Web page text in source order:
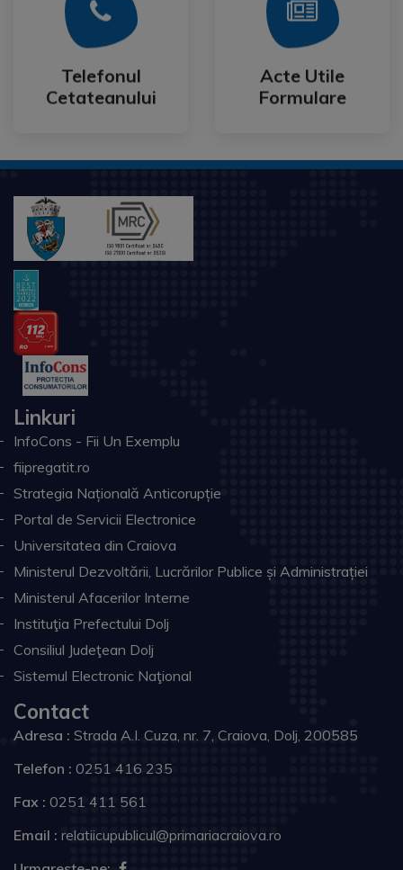
Telefonul
Cetateanului
Telefonul
Cetateanului
Mai Mult
Acte Utile
Formulare
Acte Utile
Formulare
Mai Mult
Linkuri
InfoCons - Fii Un Exemplu
fiipregatit.ro
Strategia Națională Anticorupție
Portal de Servicii Electronice
Universitatea din Craiova
Ministerul Dezvoltării, Lucrărilor Publice și Administrației
Ministerul Afacerilor Interne
Instituţia Prefectului Dolj
Consiliul Judeţean Dolj
Sistemul Electronic Naţional
Contact
Adresa : Strada A.I. Cuza, nr. 7, Craiova, Dolj, 200585
Telefon : 0251 416 235
Fax : 0251 411 561
Email : relatiicupublicul@primariacraiova.ro